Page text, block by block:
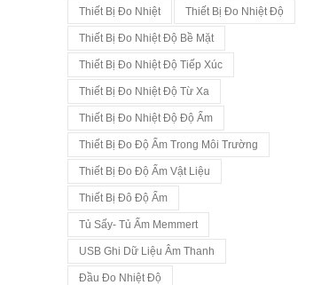
Thiết Bị Đo Nhiệt Thiết Bị Đo Nhiệt Độ
Thiết Bị Đo Nhiệt Độ Bề Mặt
Thiết Bị Đo Nhiệt Độ Tiếp Xúc
Thiết Bị Đo Nhiệt Độ Từ Xa
Thiết Bị Đo Nhiệt Độ Độ Ẩm
Thiết Bị Đo Độ Ẩm Trong Môi Trường
Thiết Bị Đo Độ Ẩm Vật Liệu
Thiết Bị Đô Độ Ẩm
Tủ Sấy- Tủ Ấm Memmert
USB Ghi Dữ Liệu Âm Thanh
Đầu Đo Nhiệt Độ